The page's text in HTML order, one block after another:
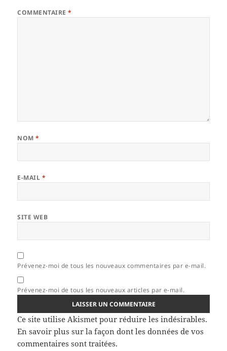
COMMENTAIRE*
NOM*
E-MAIL *
SITE WEB
Prévenez-moi de tous les nouveaux commentaires par e-mail.
Prévenez-moi de tous les nouveaux articles par e-mail.
Ce site utilise Akismet pour réduire les indésirables.
En savoir plus sur la façon dont les données de vos
commentaires sont traitées.